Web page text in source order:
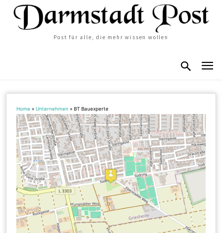
Post für alle, die mehr wissen wollen
Home »Unternehmen »BT Bauexperte